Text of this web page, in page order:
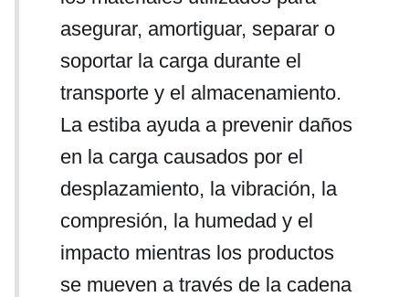
asegurar, amortiguar, separar o
soportar la carga durante el
transporte y el almacenamiento.
La estiba ayuda a prevenir daños
en la carga causados por el
desplazamiento, la vibración, la
compresión, la humedad y el
impacto mientras los productos
se mueven a través de la cadena